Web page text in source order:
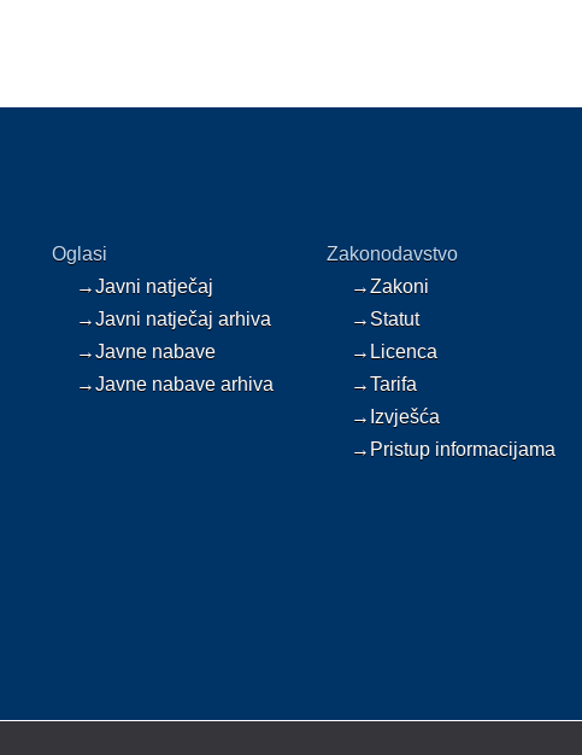
Oglasi
→Javni natječaj
→Javni natječaj arhiva
→Javne nabave
→Javne nabave arhiva
Zakonodavstvo
→Zakoni
→Statut
→Licenca
→Tarifa
→Izvješća
→Pristup informacijama